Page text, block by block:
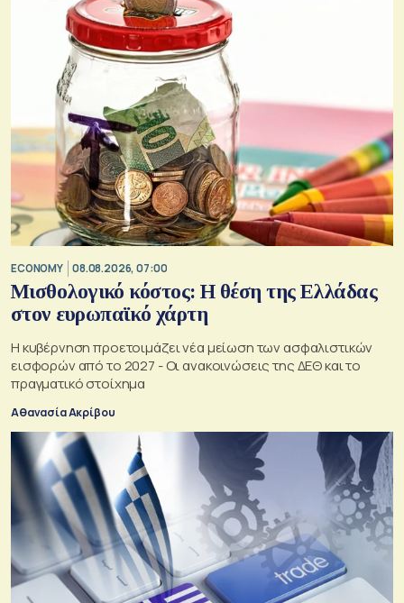
ECONOMY 08.08.2026, 07:00
Μισθολογικό κόστος: Η θέση της Ελλάδας
στον ευρωπαϊκό χάρτη
Η κυβέρνηση προετοιμάζει νέα μείωση των ασφαλιστικών
εισφορών από το 2027 - Οι ανακοινώσεις της ΔΕΘ και το
πραγματικό στοίχημα
Αθανασία Ακρίβου